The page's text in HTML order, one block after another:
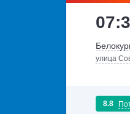
улица
8.8